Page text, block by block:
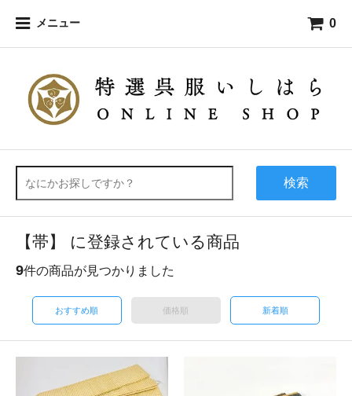
メニュー 0
検索
【帯】 に登録されている商品
9件の商品が見つかりました
おすすめ順 価格順 新着順